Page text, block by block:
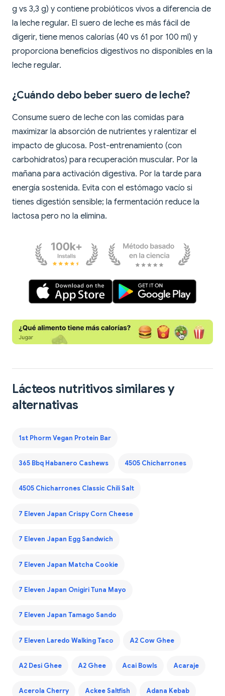
g vs 3,3 g) y contiene probióticos vivos a diferencia de
la leche regular. El suero de leche es más fácil de
digerir, tiene menos calorías (40 vs 61 por 100 ml) y
proporciona beneficios digestivos no disponibles en la
leche regular.
¿Cuándo debo beber suero de leche?
Consume suero de leche con las comidas para
maximizar la absorción de nutrientes y ralentizar el
impacto de glucosa. Post-entrenamiento (con
carbohidratos) para recuperación muscular. Por la
mañana para activación digestiva. Por la tarde para
energía sostenida. Evita con el estómago vacío si
tienes digestión sensible; la fermentación reduce la
lactosa pero no la elimina.
Lácteos nutritivos similares y
alternativas
1st Phorm Vegan Protein Bar
365 Bbq Habanero Cashews 4505 Chicharrones
4505 Chicharrones Classic Chili Salt
7 Eleven Japan Crispy Corn Cheese
7 Eleven Japan Egg Sandwich
7 Eleven Japan Matcha Cookie
7 Eleven Japan Onigiri Tuna Mayo
7 Eleven Japan Tamago Sando
7 Eleven Laredo Walking Taco A2 Cow Ghee
A2 Desi Ghee A2 Ghee Acai Bowls Acaraje
Acerola Cherry Ackee Saltfish Adana Kebab